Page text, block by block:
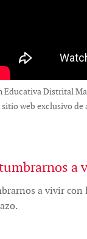
Distrital
web exclusivo
a
a vivir